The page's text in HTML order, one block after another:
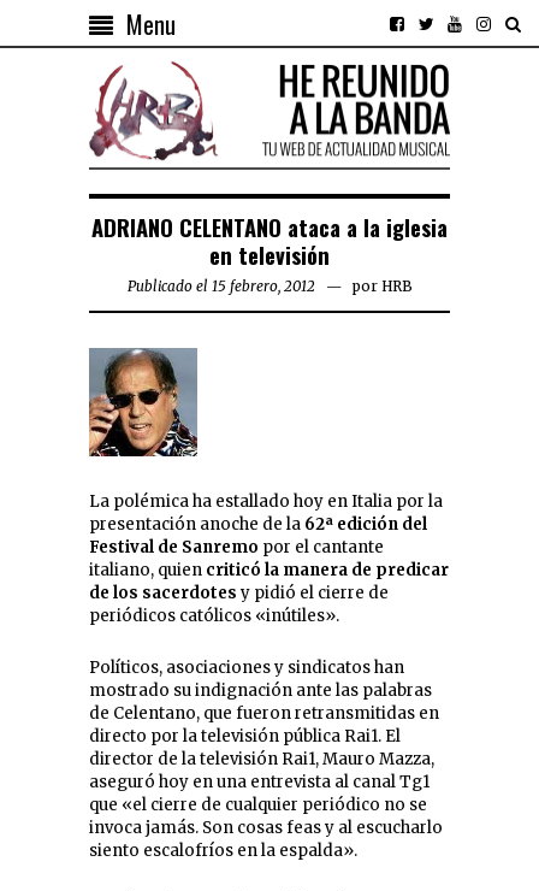
Menu
ADRIANO CELENTANO ataca a la iglesia
en televisión
Publicado el 15 febrero, 2012 por HRB
La polémica ha estallado hoy en Italia por la
presentación anoche de la 62ª edición del
Festival de Sanremo por el cantante
italiano, quien criticó la manera de predicar
de los sacerdotes y pidió el cierre de
periódicos católicos «inútiles».
Políticos, asociaciones y sindicatos han
mostrado su indignación ante las palabras
de Celentano, que fueron retransmitidas en
directo por la televisión pública Rai1. El
director de la televisión Rai1, Mauro Mazza,
aseguró hoy en una entrevista al canal Tg1
que «el cierre de cualquier periódico no se
invoca jamás. Son cosas feas y al escucharlo
siento escalofríos en la espalda».